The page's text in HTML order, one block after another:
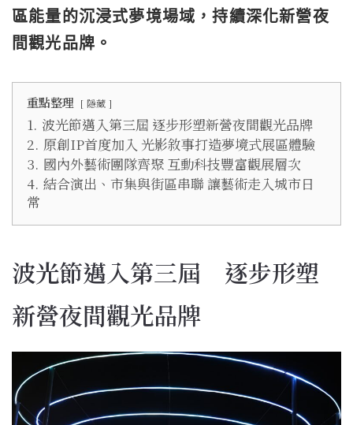
區能量的沉浸式夢境場域，持續深化新營夜
間觀光品牌。
重點整理 隱藏
1. 波光節邁入第三屆 逐步形塑新營夜間觀光品牌
2. 原創IP首度加入 光影敘事打造夢境式展區體驗
3. 國內外藝術團隊齊聚 互動科技豐富觀展層次
4. 結合演出、市集與街區串聯 讓藝術走入城市日
常
波光節邁入第三屆 逐步形塑
新營夜間觀光品牌